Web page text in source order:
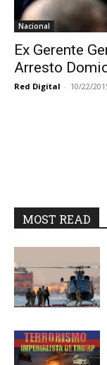
Nacional
Ex Gerente
Arresto
Red Digital - 10/22/
MOST READ